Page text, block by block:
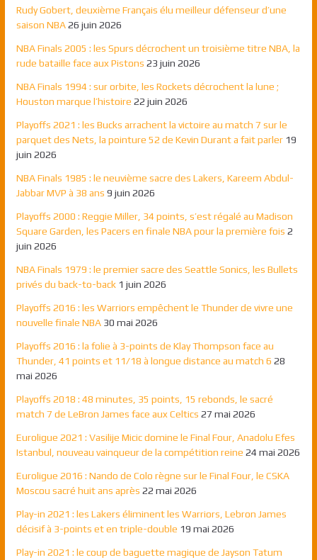
Rudy Gobert, deuxième Français élu meilleur défenseur d’une
saison NBA 26 juin 2026
NBA Finals 2005 : les Spurs décrochent un troisième titre NBA, la
rude bataille face aux Pistons 23 juin 2026
NBA Finals 1994 : sur orbite, les Rockets décrochent la lune ;
Houston marque l’histoire 22 juin 2026
Playoffs 2021 : les Bucks arrachent la victoire au match 7 sur le
parquet des Nets, la pointure 52 de Kevin Durant a fait parler 19
juin 2026
NBA Finals 1985 : le neuvième sacre des Lakers, Kareem Abdul-
Jabbar MVP à 38 ans 9 juin 2026
Playoffs 2000 : Reggie Miller, 34 points, s’est régalé au Madison
Square Garden, les Pacers en finale NBA pour la première fois 2
juin 2026
NBA Finals 1979 : le premier sacre des Seattle Sonics, les Bullets
privés du back-to-back 1 juin 2026
Playoffs 2016 : les Warriors empêchent le Thunder de vivre une
nouvelle finale NBA 30 mai 2026
Playoffs 2016 : la folie à 3-points de Klay Thompson face au
Thunder, 41 points et 11/18 à longue distance au match 6 28
mai 2026
Playoffs 2018 : 48 minutes, 35 points, 15 rebonds, le sacré
match 7 de LeBron James face aux Celtics 27 mai 2026
Euroligue 2021 : Vasilije Micic domine le Final Four, Anadolu Efes
Istanbul, nouveau vainqueur de la compétition reine 24 mai 2026
Euroligue 2016 : Nando de Colo règne sur le Final Four, le CSKA
Moscou sacré huit ans après 22 mai 2026
Play-in 2021 : les Lakers éliminent les Warriors, Lebron James
décisif à 3-points et en triple-double 19 mai 2026
Play-in 2021 : le coup de baguette magique de Jayson Tatum